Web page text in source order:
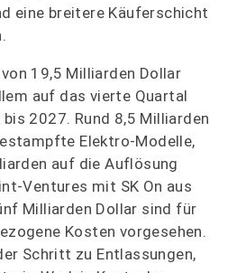
eine breitere Käuferschicht
19,5 Milliarden Dollar
auf das vierte Quartal
2027. Rund 8,5 Milliarden
Elektro-Modelle,
auf die Auflösung
Ventures mit SK On aus
Milliarden Dollar sind für
Kosten vorgesehen.
Schritt zu Entlassungen,